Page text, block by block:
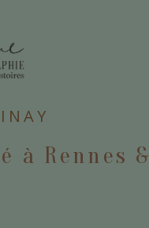
à Rennes &